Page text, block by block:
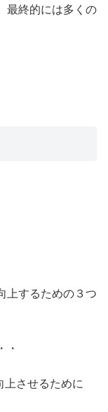
最終的には多くの
上するための３つ
・
上させるために